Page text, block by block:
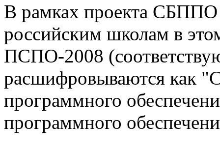
В рамках проекта
российским школам в
ПСПО-2008
расшифровываются как
программного
программного